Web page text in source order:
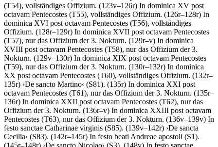
(T54), vollständiges Offizium. (123v–126r) In dominica XV post
octavam Pentecostes (T55), vollständiges Offizium. (126r–128r) In
dominica XVI post octavam Pentecostes (T56), vollständiges
Offizium. (128r–129r) In dominica XVII post octavam Pentecostes
(T57), nur das Offizium der 3. Nokturn. (129r–v) In dominica
XVIII post octavam Pentecostes (T58), nur das Offizium der 3.
Nokturn. (129v–130r) In dominica XIX post octavam Pentecostes
(T59), nur das Offizium der 3. Nokturn. (130r–132r) In dominica
XX post octavam Pentecostes (T60), vollständiges Offizium. (132r–
135r) ›De sancto Martino‹ (S81). (135r) In dominica XXI post
octavam Pentecostes (T61), nur das Offizium der 3. Nokturn. (135r–
136r) In dominica XXII post octavam Pentecostes (T62), nur das
Offizium der 3. Nokturn. (136r–v) In dominica XXIII post octavam
Pentecostes (T63), nur das Offizium der 3. Nokturn. (136v–139v) In
festo sanctae Catharinae virginis (S85). (139v–142r) ›De sancta
Cecilia‹ (S83). (142r–145r) In festo beati Andreae apostoli (S1).